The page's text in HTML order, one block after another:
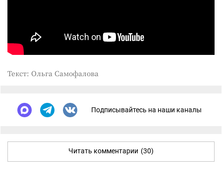
Текст: Ольга Самофалова
Подписывайтесь на наши каналы
Читать комментарии (30)